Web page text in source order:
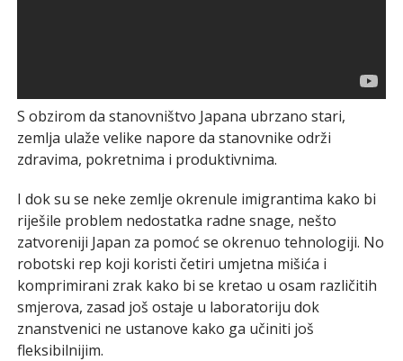
S obzirom da stanovništvo Japana ubrzano stari,
zemlja ulaže velike napore da stanovnike održi
zdravima, pokretnima i produktivnima.
I dok su se neke zemlje okrenule imigrantima kako bi
riješile problem nedostatka radne snage, nešto
zatvoreniji Japan za pomoć se okrenuo tehnologiji. No
robotski rep koji koristi četiri umjetna mišića i
komprimirani zrak kako bi se kretao u osam različitih
smjerova, zasad još ostaje u laboratoriju dok
znanstvenici ne ustanove kako ga učiniti još
fleksibilnijim.